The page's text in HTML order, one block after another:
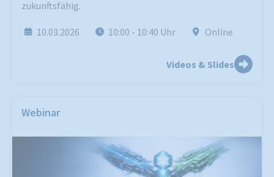
zukunftsfähig.
10.03.2026 10:00 - 10:40 Uhr Online
Videos & Slides
Webinar